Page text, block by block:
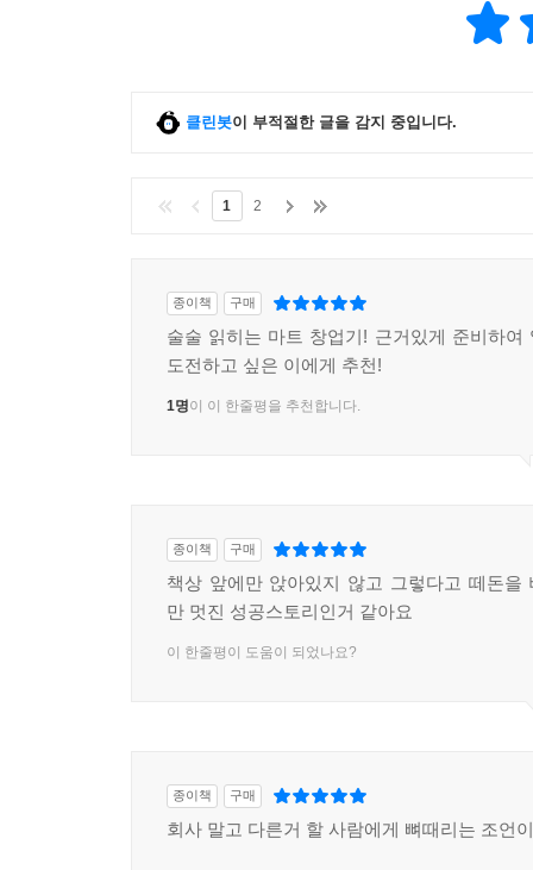
클린봇이 부적절한 글을 감지 중입니다.
1 2
종이책 구매
술술 읽히는 마트 창업기! 근거있게 준비하여
도전하고 싶은 이에게 추천!
1명이 이 한줄평을 추천합니다.
종이책 구매
책상 앞에만 앉아있지 않고 그렇다고 떼돈을
만 멋진 성공스토리인거 같아요
이 한줄평이 도움이 되었나요?
종이책 구매
회사 말고 다른거 할 사람에게 뼈때리는 조언